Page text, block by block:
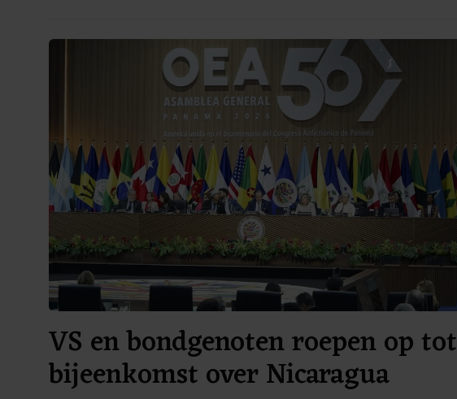
VS en bondgenoten roepen op tot
bijeenkomst over Nicaragua